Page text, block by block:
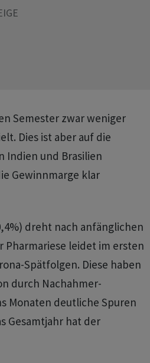
Semester zwar weniger
Dies ist aber auf die
Indien und Brasilien
Gewinnmarge klar
dreht nach anfänglichen
Pharmariese leidet im ersten
Spätfolgen. Diese haben
durch Nachahmer-
Monaten deutliche Spuren
Gesamtjahr hat der